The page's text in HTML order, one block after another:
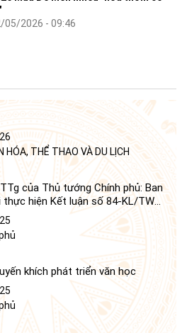
05/2026 - 09:46
HÓA, THỂ THAO VÀ DU LỊCH
của Thủ tướng Chính phủ: Ban
thực hiện Kết luận số 84-KL/TW
của Bộ Chính trị tiếp tục thực
TW ngày 16 tháng 6 năm 2008
"tiếp tục xây dựng và phát triển
thời kỳ mới"
khích phát triển văn học